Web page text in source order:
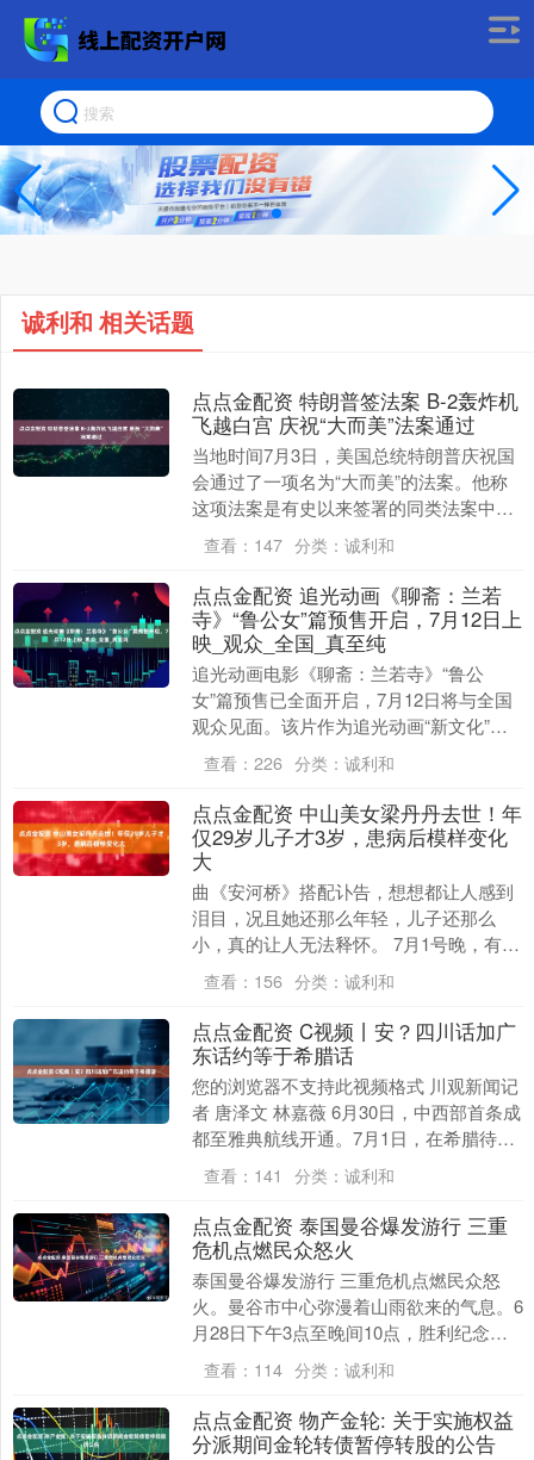
诚利和 相关话题
点点金配资 特朗普签法案 B-2轰炸机
飞越白宫 庆祝“大而美”法案通过
当地时间7月3日，美国总统特朗普庆祝国
会通过了一项名为“大而美”的法案。他称
这项法案是有史以来签署的同类法案中规
模最大的，并承诺它将使国家迅速发展。
特朗普计划....
查看： 147 分类： 诚利和
点点金配资 追光动画《聊斋：兰若
寺》“鲁公女”篇预售开启，7月12日上
映_观众_全国_真至纯
追光动画电影《聊斋：兰若寺》“鲁公
女”篇预售已全面开启，7月12日将与全国
观众见面。该片作为追光动画“新文化”系
列第二部电影，由《长安三万里》原班人
马倾力打造，....
查看： 226 分类： 诚利和
点点金配资 中山美女梁丹丹去世！年
仅29岁儿子才3岁，患病后模样变化
大
曲《安河桥》搭配讣告，想想都让人感到
泪目，况且她还那么年轻，儿子还那么
小，真的让人无法释怀。 7月1号晚，有一
位来自中山的抗癌博主家属分享了一则噩
耗，他的妻子梁....
查看： 156 分类： 诚利和
点点金配资 C视频丨安？四川话加广
东话约等于希腊话
您的浏览器不支持此视频格式 川观新闻记
者 唐泽文 林嘉薇 6月30日，中西部首条成
都至雅典航线开通。7月1日，在希腊待了
一天的成都记者+网红“先探队”发现，好
像....
查看： 141 分类： 诚利和
点点金配资 泰国曼谷爆发游行 三重
危机点燃民众怒火
泰国曼谷爆发游行 三重危机点燃民众怒
火。曼谷市中心弥漫着山雨欲来的气息。6
月28日下午3点至晚间10点，胜利纪念碑
一带将迎来一场决定国家命运的大规模集
会。泰国国....
查看： 114 分类： 诚利和
点点金配资 物产金轮: 关于实施权益
分派期间金轮转债暂停转股的公告